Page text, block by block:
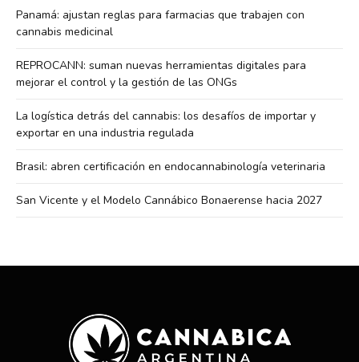
Panamá: ajustan reglas para farmacias que trabajen con
cannabis medicinal
REPROCANN: suman nuevas herramientas digitales para
mejorar el control y la gestión de las ONGs
La logística detrás del cannabis: los desafíos de importar y
exportar en una industria regulada
Brasil: abren certificación en endocannabinología veterinaria
San Vicente y el Modelo Cannábico Bonaerense hacia 2027